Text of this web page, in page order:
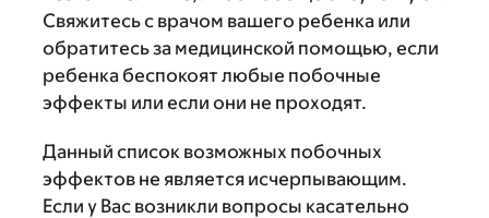
Свяжитесь с врачом вашего ребенка или
обратитесь за медицинской помощью, если
ребенка беспокоят любые побочные
эффекты или если они не проходят.
Данный список возможных побочных
эффектов не является исчерпывающим.
Если у Вас возникли вопросы касательно